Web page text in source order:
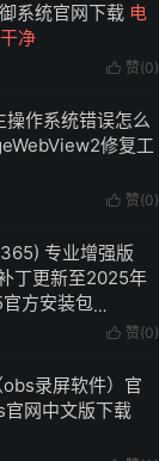
系统官网下载 电
净
 赞(0)
作系统错误怎么
修复工
 赞(0)
专业增强版
丁更新至2025年
方安装包
 赞(0)
录屏软件）官
网中文版下载